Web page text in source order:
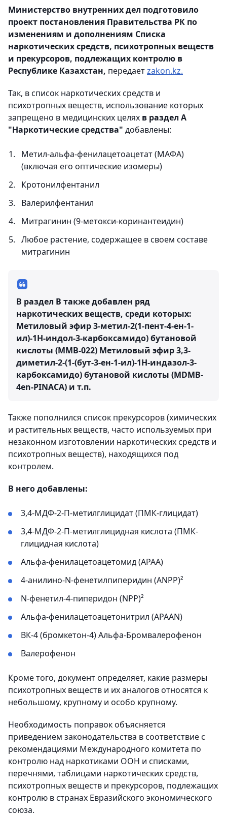
Министерство внутренних дел подготовило
проект постановления Правительства РК по
изменениям и дополнениям Списка
наркотических средств, психотропных веществ
и прекурсоров, подлежащих контролю в
Республике Казахстан, передаетzakon.kz.
Так, в список наркотических средств и
психотропных веществ, использование которых
запрещено в медицинских целях в раздел А
"Наркотические средства" добавлены:
Метил-альфа-фенилацетоацетат (МАФА)
(включая его оптические изомеры)
Кротонилфентанил
Валерилфентанил
Митрагинин (9-метокси-коринантеидин)
Любое растение, содержащее в своем составе
митрагинин
В раздел В также добавлен ряд
наркотических веществ, среди которых:
Метиловый эфир 3-метил-2(1-пент-4-ен-1-
ил)-1Н-индол-3-карбоксамидо) бутановой
кислоты (ММВ-022) Метиловый эфир 3,3-
диметил-2-(1-(бут-3-ен-1-ил)-1Н-индазол-3-
карбоксамидо) бутановой кислоты (MDMB-
4en-PINACA) и т.п.
Также пополнился список прекурсоров (химических
и растительных веществ, часто используемых при
незаконном изготовлении наркотических средств и
психотропных веществ), находящихся под
контролем.
В него добавлены:
3,4-МДФ-2-П-метилглицидат (ПМК-глицидат)
3,4-МДФ-2-П-метилглицидная кислота (ПМК-
глицидная кислота)
Альфа-фенилацетоацетомид (АРАА)
4-анилино-N-фенетилпиперидин (ANPP)²
N-фенетил-4-пиперидон (NPP)²
Альфа-фенилацетоацетонитрил (АРААN)
ВК-4 (бромкетон-4) Альфа-Бромвалерофенон
Валерофенон
Кроме того, документ определяет, какие размеры
психотропных веществ и их аналогов относятся к
небольшому, крупному и особо крупному.
Необходимость поправок объясняется
приведением законодательства в соответствие с
рекомендациями Международного комитета по
контролю над наркотиками ООН и списками,
перечнями, таблицами наркотических средств,
психотропных веществ и прекурсоров, подлежащих
контролю в странах Евразийского экономического
союза.